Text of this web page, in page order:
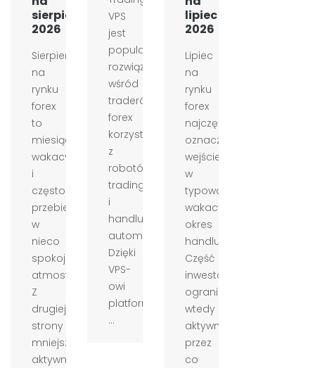
sierpień
2026
Sierpień
na
rynku
forex
to
miesiąc
wakacyjny
i
często
przebiega
w
nieco
spokojniejszej
atmosferze.
Z
drugiej
strony
mniejsza
aktywność
VPS
jest
popularnym
rozwiązaniem
wśród
traderów
forex
korzystających
z
robotów
tradingowych
i
handlu
automatycznego.
Dzięki
VPS-
owi
platforma
...
lipiec
2026
Lipiec
na
rynku
forex
najczęściej
oznacza
wejście
w
typowo
wakacyjny
okres
handlu.
Część
inwestorów
ogranicza
wtedy
aktywność,
przez
co